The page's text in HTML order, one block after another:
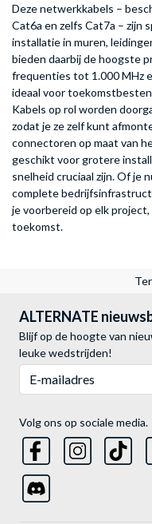
Deze netwerkkabels –
Cat6a en zelfs Cat7a – zijn
installatie in muren,
bieden daarbij de hoogste
frequenties tot 1.000 MHz
ideaal voor
Kabels op rol worden
zodat je ze zelf kunt
connectoren op maat van
geschikt voor grotere
snelheid cruciaal zijn. Of je
complete
je voorbereid op elk
toekomst.
ALTERNATE
Blijf op de hoogte van
leuke wedstrijden!
Volg ons op sociale media.